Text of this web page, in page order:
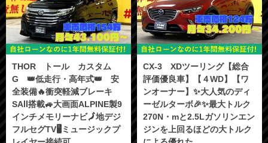
THOR トール カスタム
G 👑低走行・高年式👑 安
全装備🔥衝突軽減ブレーキ
SAⅡ搭載🚙大画面ALPINE製9
インチメモリーナビ🗾地デジ
フルセグTV🖥️ミュージックプ
CX-3 XDツーリング【総合
評価優良車】【４WD】【ワ
ンオーナー】✨大人気のディ
ーゼルターボ🎉✨最大トルク
270N・mと2.5Lガソリンエン
ジンを上回るほどの大トルク